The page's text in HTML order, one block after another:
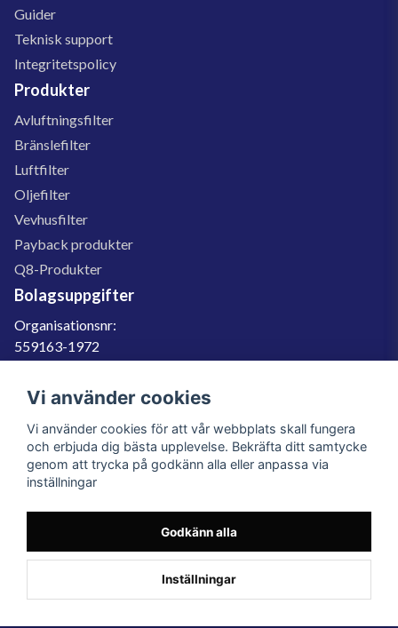
Guider
Teknisk support
Integritetspolicy
Produkter
Avluftningsfilter
Bränslefilter
Luftfilter
Oljefilter
Vevhusfilter
Payback produkter
Q8-Produkter
Bolagsuppgifter
Organisationsnr:
559163-1972
SE559163197201
060-566 800
info@filter.se
559163-1972
© 2023 Filter.se, All rights reserved.
Vi använder cookies
Vi använder cookies för att vår webbplats skall fungera
och erbjuda dig bästa upplevelse. Bekräfta ditt samtycke
genom att trycka på godkänn alla eller anpassa via
inställningar
Godkänn alla
Inställningar